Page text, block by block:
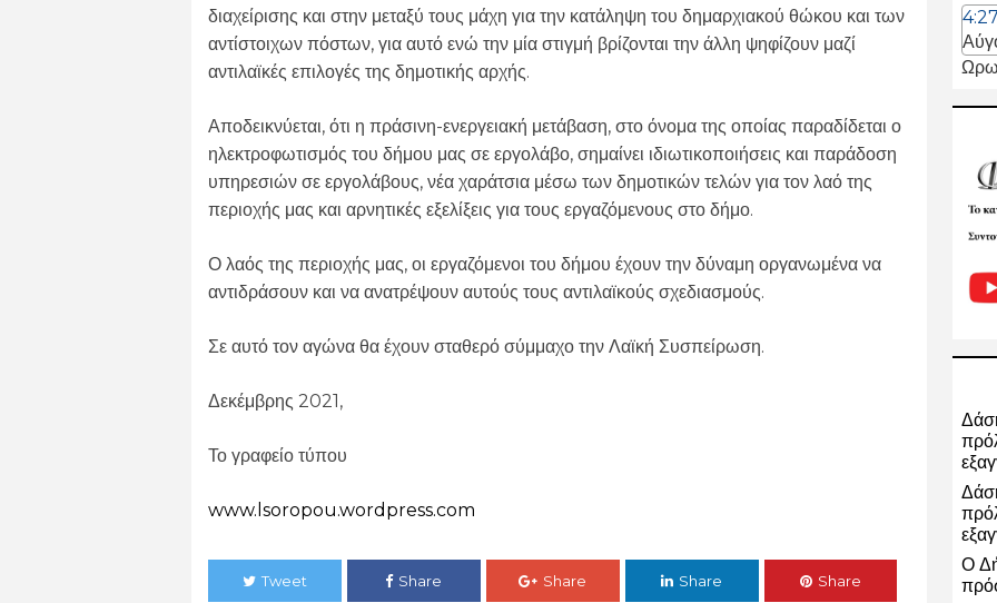
διαχείρισης και στην μεταξύ τους μάχη για την κατάληψη του δημαρχιακού θώκου και των
αντίστοιχων πόστων, για αυτό ενώ την μία στιγμή βρίζονται την άλλη ψηφίζουν μαζί
αντιλαϊκές επιλογές της δημοτικής αρχής.
Αποδεικνύεται, ότι η πράσινη-ενεργειακή μετάβαση, στο όνομα της οποίας παραδίδεται ο
ηλεκτροφωτισμός του δήμου μας σε εργολάβο, σημαίνει ιδιωτικοποιήσεις και παράδοση
υπηρεσιών σε εργολάβους, νέα χαράτσια μέσω των δημοτικών τελών για τον λαό της
περιοχής μας και αρνητικές εξελίξεις για τους εργαζόμενους στο δήμο.
Ο λαός της περιοχής μας, οι εργαζόμενοι του δήμου έχουν την δύναμη οργανωμένα να
αντιδράσουν και να ανατρέψουν αυτούς τους αντιλαϊκούς σχεδιασμούς.
Σε αυτό τον αγώνα θα έχουν σταθερό σύμμαχο την Λαϊκή Συσπείρωση.
Δεκέμβρης 2021,
Το γραφείο τύπου
www.lsoropou.wordpress.com
Tweet Share Share Share Share
Ο